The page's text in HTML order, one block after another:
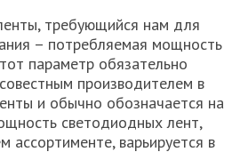
требующийся нам для
– потребляемая мощность
параметр обязательно
производителем в
и обычно обозначается на
светодиодных лент,
варьируется в